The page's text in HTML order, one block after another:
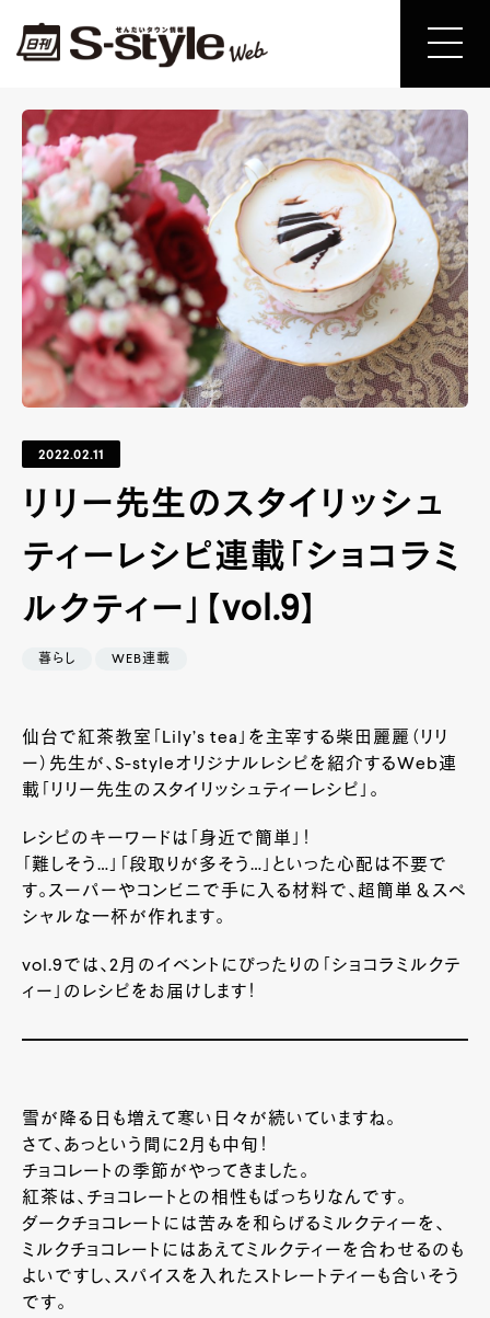
2022.02.11
リリー先生のスタイリッシュ
ティーレシピ連載「ショコラミ
ルクティー」【vol.9】
暮らし WEB連載
仙台で紅茶教室「 Lily’s tea
」を主宰する柴田麗麗（リリ
ー）先生が、S-styleオリジナルレシピを紹介するWeb連
載「リリー先生のスタイリッシュティーレシピ」。
レシピのキーワードは「身近で簡単」！
「難しそう…」「段取りが多そう…」といった心配は不要で
す。スーパーやコンビニで手に入る材料で、超簡単＆スペ
シャルな一杯が作れます。
vol.9では、2月のイベントにぴったりの「ショコラミルクテ
ィー」のレシピをお届けします！
雪が降る日も増えて寒い日々が続いていますね。
さて、あっという間に2月も中旬！
チョコレートの季節がやってきました。
紅茶は、チョコレートとの相性もばっちりなんです。
ダークチョコレートには苦みを和らげるミルクティーを、
ミルクチョコレートにはあえてミルクティーを合わせるのも
よいですし、スパイスを入れたストレートティーも合いそう
です。